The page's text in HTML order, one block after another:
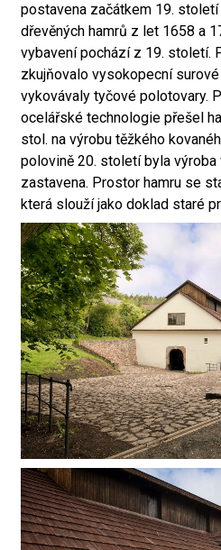
postavena začátkem 19.
dřevěných hamrů z let 1658 a
vybavení pochází z 19. století.
zkujňovalo vysokopecní
vykovávaly tyčové polotovary.
ocelářské technologie přešel
stol. na výrobu těžkého
polovině 20. století byla výroba
zastavena. Prostor hamru se
která slouží jako doklad staré